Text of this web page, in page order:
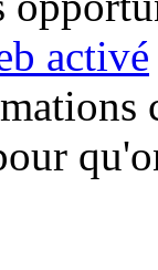
activé